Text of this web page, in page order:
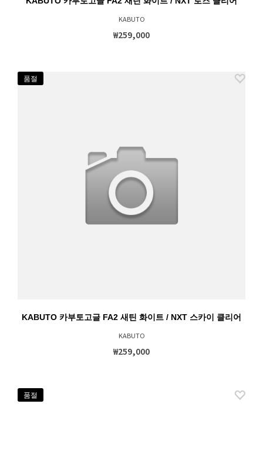
KABUTO
₩259,000
품절
KABUTO 카부토고글 FA2 새틴 화이트 / NXT 스카이 클리어
KABUTO
₩259,000
품절